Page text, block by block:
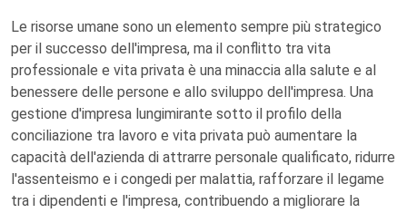
Le risorse umane sono un elemento sempre più strategico
per il successo dell'impresa, ma il conflitto tra vita
professionale e vita privata è una minaccia alla salute e al
benessere delle persone e allo sviluppo dell'impresa. Una
gestione d'impresa lungimirante sotto il profilo della
conciliazione tra lavoro e vita privata può aumentare la
capacità dell'azienda di attrarre personale qualificato, ridurre
l'assenteismo e i congedi per malattia, rafforzare il legame
tra i dipendenti e l'impresa, contribuendo a migliorare la